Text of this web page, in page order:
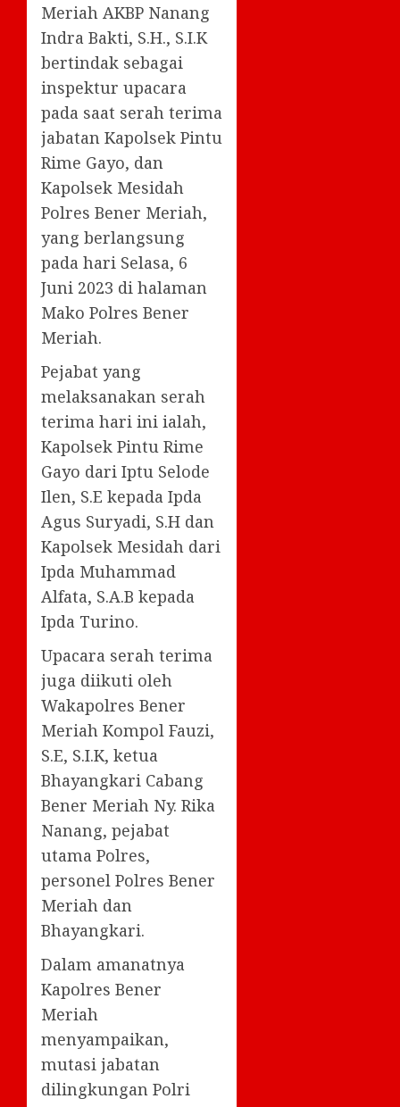
Meriah AKBP Nanang
Indra Bakti, S.H., S.I.K
bertindak sebagai
inspektur upacara
pada saat serah terima
jabatan Kapolsek Pintu
Rime Gayo, dan
Kapolsek Mesidah
Polres Bener Meriah,
yang berlangsung
pada hari Selasa, 6
Juni 2023 di halaman
Mako Polres Bener
Meriah.
Pejabat yang
melaksanakan serah
terima hari ini ialah,
Kapolsek Pintu Rime
Gayo dari Iptu Selode
Ilen, S.E kepada Ipda
Agus Suryadi, S.H dan
Kapolsek Mesidah dari
Ipda Muhammad
Alfata, S.A.B kepada
Ipda Turino.
Upacara serah terima
juga diikuti oleh
Wakapolres Bener
Meriah Kompol Fauzi,
S.E, S.I.K, ketua
Bhayangkari Cabang
Bener Meriah Ny. Rika
Nanang, pejabat
utama Polres,
personel Polres Bener
Meriah dan
Bhayangkari.
Dalam amanatnya
Kapolres Bener
Meriah
menyampaikan,
mutasi jabatan
dilingkungan Polri